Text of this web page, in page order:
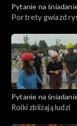
Pytanie na
Portrety gwiazd
Pytanie na
Rolki zbliżają ludzi